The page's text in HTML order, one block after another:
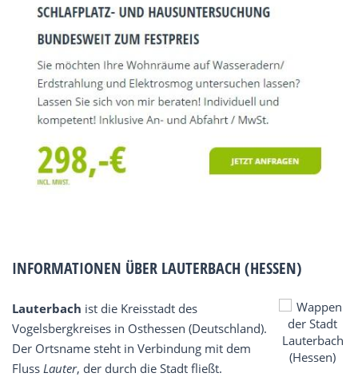
INFORMATIONEN ÜBER LAUTERBACH (HESSEN)
Lauterbach ist die Kreisstadt des
Vogelsbergkreises in Osthessen (Deutschland).
Der Ortsname steht in Verbindung mit dem
Fluss Lauter, der durch die Stadt fließt.